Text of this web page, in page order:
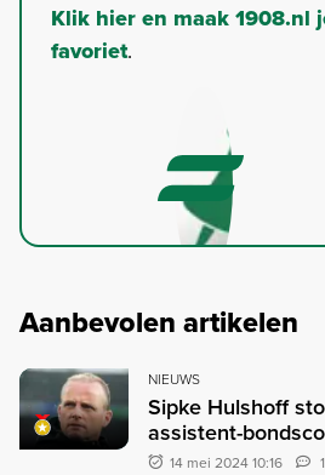
Klik hier en maak 1908.nl
favoriet.
Aanbevolen artikelen
NIEUWS
Sipke Hulshoff
assistent-
14 mei 2024 10:16